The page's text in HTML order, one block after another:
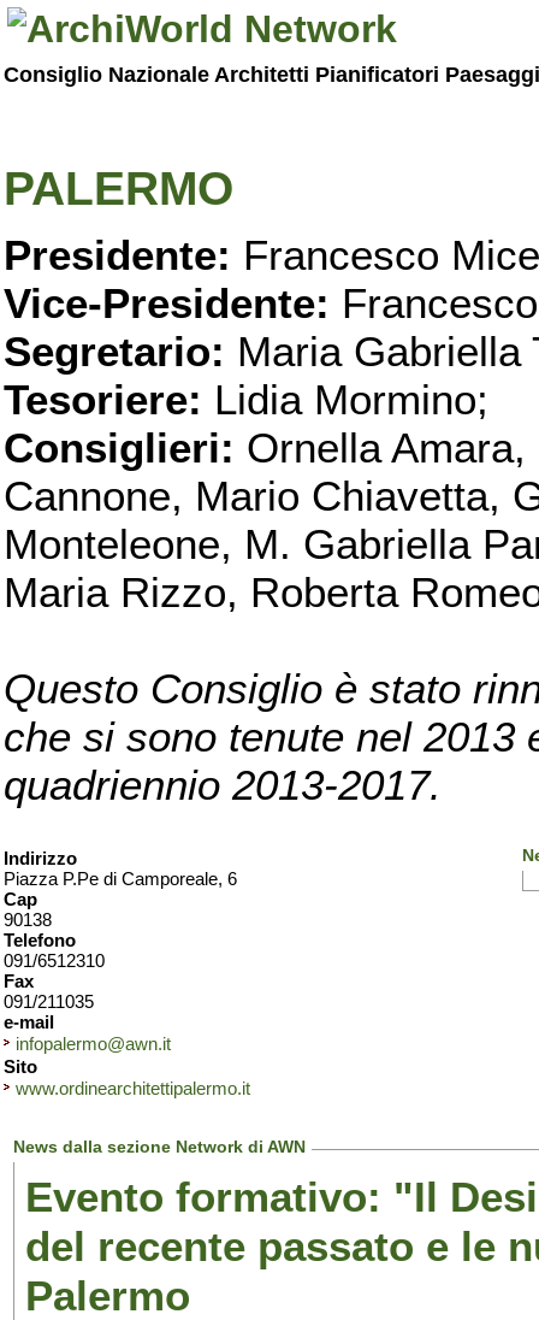
Consiglio Nazionale Architetti Pianificatori
PALERMO
Presidente: Francesco
Vice-Presidente:
Segretario: Maria Gabriella
Tesoriere: Lidia Mormino;
Consiglieri: Ornella
Cannone, Mario Chiavetta,
Monteleone, M. Gabriella
Maria Rizzo, Roberta
Questo Consiglio è stato
che si sono tenute nel 2013
quadriennio 2013-2017.
Indirizzo
Piazza P.Pe di Camporeale, 6
Cap
90138
Telefono
091/6512310
Fax
091/211035
e-mail
infopalermo@awn.it
Sito
www.ordinearchitettipalermo.it
News dalla sezione Network di AWN
Evento formativo: "Il
del recente passato e le
Palermo